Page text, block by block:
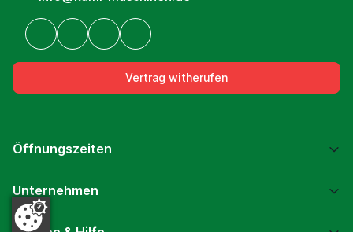
Vertrag witherufen
Öffnungszeiten
Unternehmen